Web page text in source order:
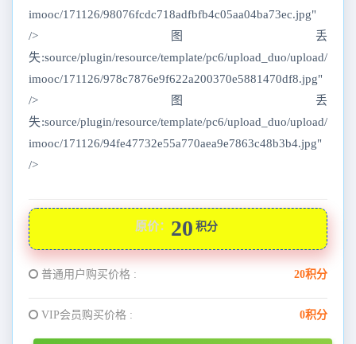
imooc/171126/98076fcdc718adfbfb4c05aa04ba73ec.jpg"
/>图丢
失:source/plugin/resource/template/pc6/upload_duo/upload/
imooc/171126/978c7876e9f622a200370e5881470df8.jpg"
/>图丢
失:source/plugin/resource/template/pc6/upload_duo/upload/
imooc/171126/94fe47732e55a770aea9e7863c48b3b4.jpg"
/>
原价： 20 积分
普通用户购买价格 : 20积分
VIP会员购买价格 : 0积分